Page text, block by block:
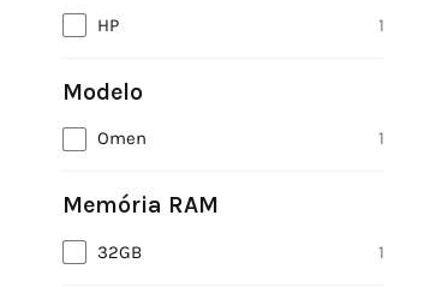
HP 1
Modelo
Omen 1
Memória RAM
32GB 1